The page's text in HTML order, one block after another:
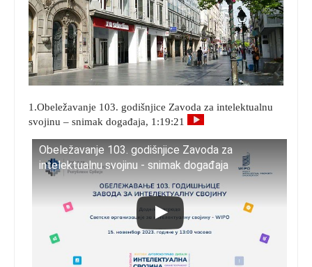
1.Obeležavanje 103. godišnjice Zavoda za intelektualnu
svojinu – snimak događaja, 1:19:21
Obeležavanje 103. godišnjice Zavoda za
intelektualnu svojinu - snimak događaja